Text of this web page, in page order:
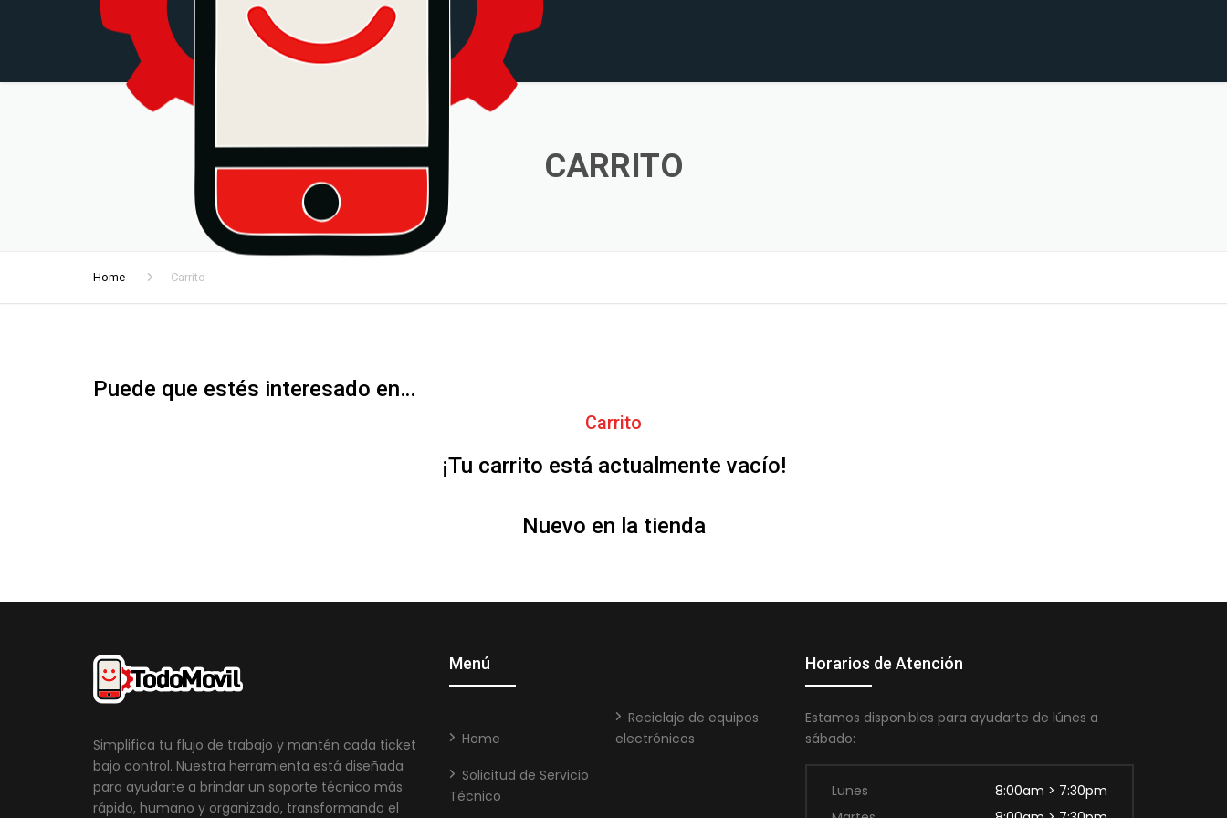
CARRITO
Home Carrito
Puede que estés interesado en…
Carrito
¡Tu carrito está actualmente vacío!
Nuevo en la tienda
Simplifica tu flujo de trabajo y mantén cada ticket
bajo control. Nuestra herramienta está diseñada
para ayudarte a brindar un soporte técnico más
rápido, humano y organizado, transformando el
Menú
Home
Reciclaje de equipos
electrónicos
Solicitud de Servicio
Técnico
Horarios de Atención
Estamos disponibles para ayudarte de lúnes a
sábado:
Lunes
8:00am > 7:30pm